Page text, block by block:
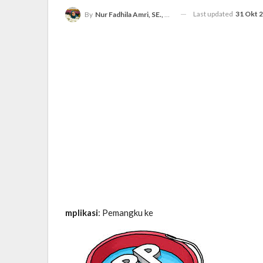
By Nur Fadhila Amri, SE., Ak., M.Si Last updated 31 Okt
mplikasi: Pemangku ke